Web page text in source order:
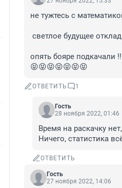
не тужтесь с
опять бояре подкачали
😝😝😝😝😝😝😝
ОТВЕТИТЬ 1
Гость
28 ноября 2022, 01:46
Время на раскачку
Ничего, статистика
ОТВЕТИТЬ
Гость
27 ноября 2022, 14:06